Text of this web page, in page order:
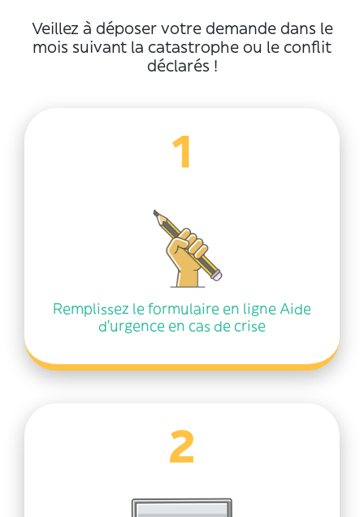
Veillez à déposer votre demande dans le
mois suivant la catastrophe ou le conflit
déclarés !
1
Remplissez le formulaire en ligne Aide
d’urgence en cas de crise
2